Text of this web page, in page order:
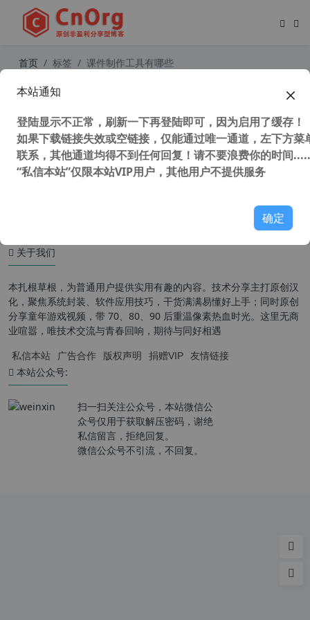
首页 标签 课件制作工具有哪些
课制作工具 PPT转SWF软件
关于我们
本扎根草根，为普通用户提供实用有趣的内容。技术分享主打原创汉
化，聚焦系统封装、软件应用技巧，干货满满易懂好上手；同时原创
分享童年游戏视频，带 70、80、90 后重温像素热血时光。这里无商
业喧嚣，唯技术交流与青春回响，期待与同好相遇
私信本站 广告合作 版权声明 捐赠VIP 友情链接
本站公众号:
扫一扫关注公众号，本站微信公
众号仅用于获取解压密码，谢绝
私信留言，拒绝回复。
微信公众号不引流，不回复。
本站通知
登陆显示不正常，刷新一下再登陆即可，因为启用了缓存！
如果下载链接失效或空链接，仅能通过唯一通道，左下方菜
联系，其他通道均得不到任何回复！请不要浪费你的时间
“私信本站”仅限本站VIP用户，其他用户不提供服务
确定